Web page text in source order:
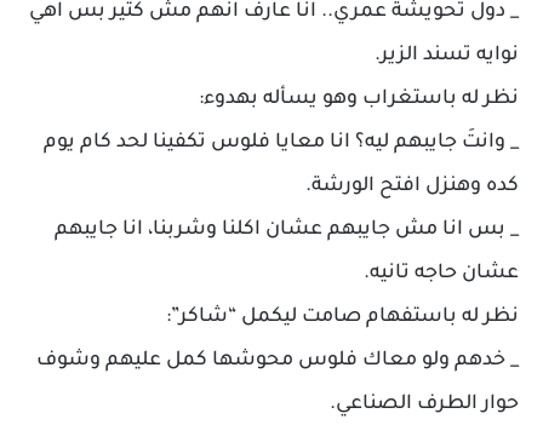
_ دول تحويشة عمري.. انا عارف انهم مش كتير بس اهي
نوايه تسند الزير.
نظر له باستغراب وهو يسأله بهدوء:
_ وانتَ جايبهم ليه؟ انا معايا فلوس تكفينا لحد كام يوم
كده وهنزل افتح الورشة.
_ بس انا مش جايبهم عشان اكلنا وشربنا، انا جايبهم
عشان حاجه تانيه.
نظر له باستفهام صامت ليكمل “شاكر”:
_ خدهم ولو معاك فلوس محوشها كمل عليهم وشوف
حوار الطرف الصناعي.